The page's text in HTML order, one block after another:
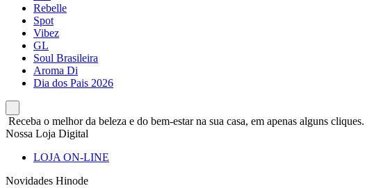
Rebelle
Spot
Vibez
GL
Soul Brasileira
Aroma Di
Dia dos Pais 2026
Receba o melhor da beleza e do bem-estar na sua casa, em apenas alguns cliques.
Nossa Loja Digital
LOJA ON-LINE
Novidades Hinode